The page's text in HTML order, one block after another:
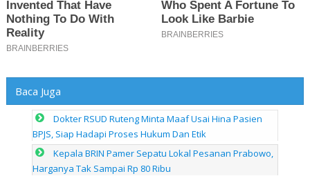
Baca Juga
Dokter RSUD Ruteng Minta Maaf Usai Hina Pasien
BPJS, Siap Hadapi Proses Hukum Dan Etik
Kepala BRIN Pamer Sepatu Lokal Pesanan Prabowo,
Harganya Tak Sampai Rp 80 Ribu